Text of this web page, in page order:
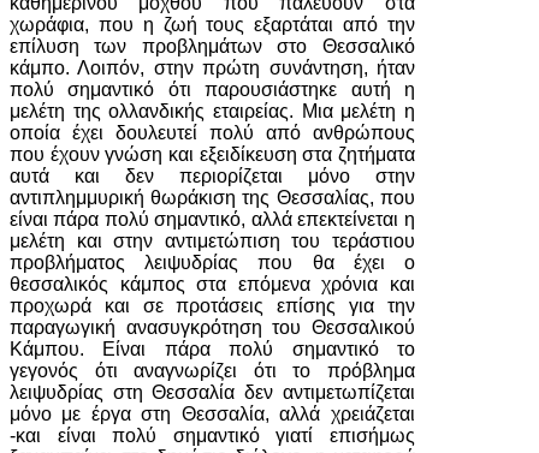
χωράφια, που η ζωή τους εξαρτάται από την
επίλυση των προβλημάτων στο Θεσσαλικό
κάμπο. Λοιπόν, στην πρώτη συνάντηση, ήταν
πολύ σημαντικό ότι παρουσιάστηκε αυτή η
μελέτη της ολλανδικής εταιρείας. Μια μελέτη η
οποία έχει δουλευτεί πολύ από ανθρώπους
που έχουν γνώση και εξειδίκευση στα ζητήματα
αυτά και δεν περιορίζεται μόνο στην
αντιπλημμυρική θωράκιση της Θεσσαλίας, που
είναι πάρα πολύ σημαντικό, αλλά επεκτείνεται η
μελέτη και στην αντιμετώπιση του τεράστιου
προβλήματος λειψυδρίας που θα έχει ο
θεσσαλικός κάμπος στα επόμενα χρόνια και
προχωρά και σε προτάσεις επίσης για την
παραγωγική ανασυγκρότηση του Θεσσαλικού
Κάμπου. Είναι πάρα πολύ σημαντικό το
γεγονός ότι αναγνωρίζει ότι το πρόβλημα
λειψυδρίας στη Θεσσαλία δεν αντιμετωπίζεται
μόνο με έργα στη Θεσσαλία, αλλά χρειάζεται
-και είναι πολύ σημαντικό γιατί επισήμως